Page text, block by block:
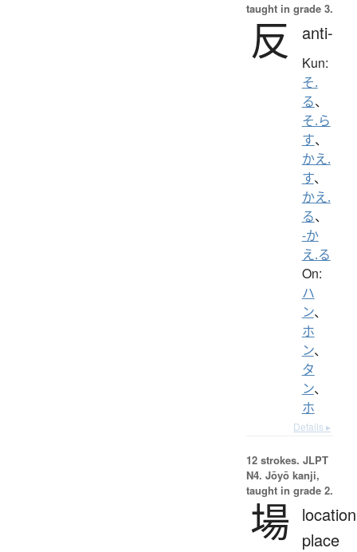
taught in grade 3.
反 anti-
Kun:
そ.
る、
そ.ら
す、
かえ.
す、
かえ.
る、
-か
え.る
On:
ハ
ン、
ホ
ン、
タ
ン、
ホ
Details ▸
12 strokes. JLPT
N4. Jōyō kanji,
taught in grade 2.
場
place